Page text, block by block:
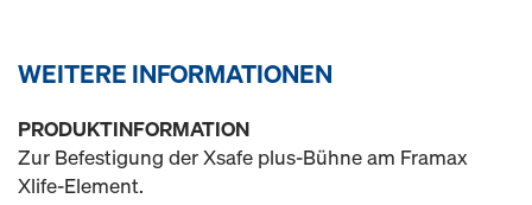
WEITERE INFORMATIONEN
PRODUKTINFORMATION
Zur Befestigung der Xsafe plus-Bühne am Framax
Xlife-Element.